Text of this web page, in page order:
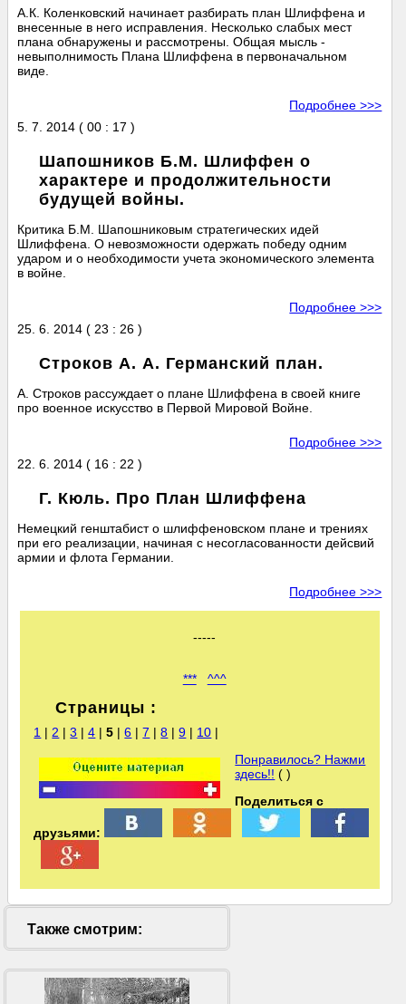
А.К. Коленковский начинает разбирать план Шлиффена и
внесенные в него исправления. Несколько слабых мест
плана обнаружены и рассмотрены. Общая мысль -
невыполнимость Плана Шлиффена в первоначальном
виде.
Подробнее >>>
5. 7. 2014 ( 00 : 17 )
Шапошников Б.М. Шлиффен о
характере и продолжительности
будущей войны.
Критика Б.М. Шапошниковым стратегических идей
Шлиффена. О невозможности одержать победу одним
ударом и о необходимости учета экономического элемента
в войне.
Подробнее >>>
25. 6. 2014 ( 23 : 26 )
Строков А. А. Германский план.
А. Строков рассуждает о плане Шлиффена в своей книге
про военное искусство в Первой Мировой Войне.
Подробнее >>>
22. 6. 2014 ( 16 : 22 )
Г. Кюль. Про План Шлиффена
Немецкий генштабист о шлиффеновском плане и трениях
при его реализации, начиная с несогласованности дейсвий
армии и флота Германии.
Подробнее >>>
-----
*** ^^^
Страницы :
1 | 2 |3 |4 | 5 |6 |7 |8 |9 | 10 |
Понравилось? Нажми
здесь!! ( )
Поделиться с
друзьями:
Также смотрим: